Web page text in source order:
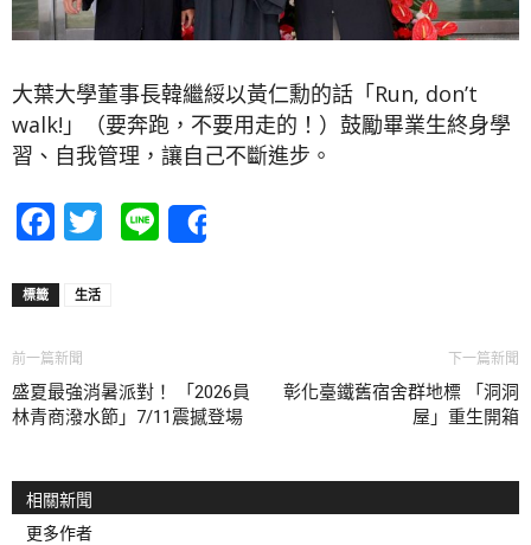
大葉大學董事長韓繼綏以黃仁勳的話「Run, don’t
walk!」（要奔跑，不要用走的！）鼓勵畢業生終身學
習、自我管理，讓自己不斷進步。
Facebook
Twitter
Line
標籤 生活
前一篇新聞
盛夏最強消暑派對！ 「2026員
林青商潑水節」7/11震撼登場
下一篇新聞
彰化臺鐵舊宿舍群地標 「洞洞
屋」重生開箱
相關新聞
更多作者